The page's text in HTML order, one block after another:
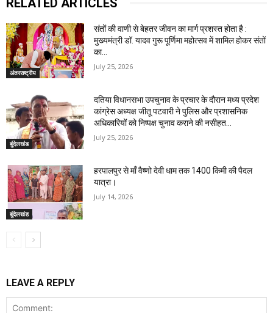
अंतरराष्ट्रीय
संतों की वाणी से बेहतर जीवन का मार्ग प्रशस्त होता है :
मुख्यमंत्री डॉ. यादव गुरू पूर्णिमा महोत्सव में शामिल होकर संतों
का...
July 25, 2026
बुंदेलखंड
दतिया विधानसभा उपचुनाव के प्रचार के दौरान मध्य प्रदेश
कांग्रेस अध्यक्ष जीतू पटवारी ने पुलिस और प्रशासनिक
अधिकारियों को निष्पक्ष चुनाव कराने की नसीहत...
July 25, 2026
बुंदेलखंड
हरपालपुर से माँ वैष्णो देवी धाम तक 1400 किमी की पैदल
यात्रा।
July 14, 2026
LEAVE A REPLY